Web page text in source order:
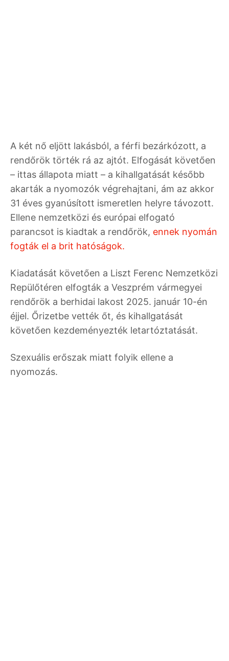
A két nő eljött lakásból, a férfi bezárkózott, a
rendőrök törték rá az ajtót. Elfogását követően
– ittas állapota miatt – a kihallgatását később
akarták a nyomozók végrehajtani, ám az akkor
31 éves gyanúsított ismeretlen helyre távozott.
Ellene nemzetközi és európai elfogató
parancsot is kiadtak a rendőrök, ennek nyomán
fogták el a brit hatóságok.
Kiadatását követően a Liszt Ferenc Nemzetközi
Repülőtéren elfogták a Veszprém vármegyei
rendőrök a berhidai lakost 2025. január 10-én
éjjel. Őrizetbe vették őt, és kihallgatását
követően kezdeményezték letartóztatását.
Szexuális erőszak miatt folyik ellene a
nyomozás.